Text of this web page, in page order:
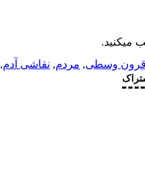
میکنید.
قرون وسطی, مردم, نقاشی آدم,